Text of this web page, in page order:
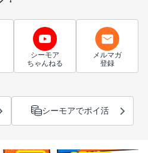
シーモア
ちゃんねる
メルマガ
登録
シーモアでポイ活